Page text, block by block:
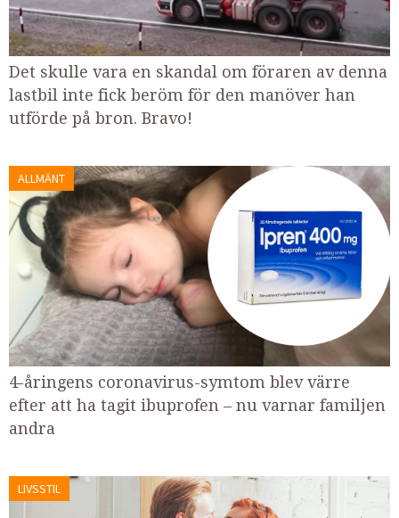
Det skulle vara en skandal om föraren av denna
lastbil inte fick beröm för den manöver han
utförde på bron. Bravo!
ALLMÄNT
4-åringens coronavirus-symtom blev värre
efter att ha tagit ibuprofen – nu varnar familjen
andra
LIVSSTIL